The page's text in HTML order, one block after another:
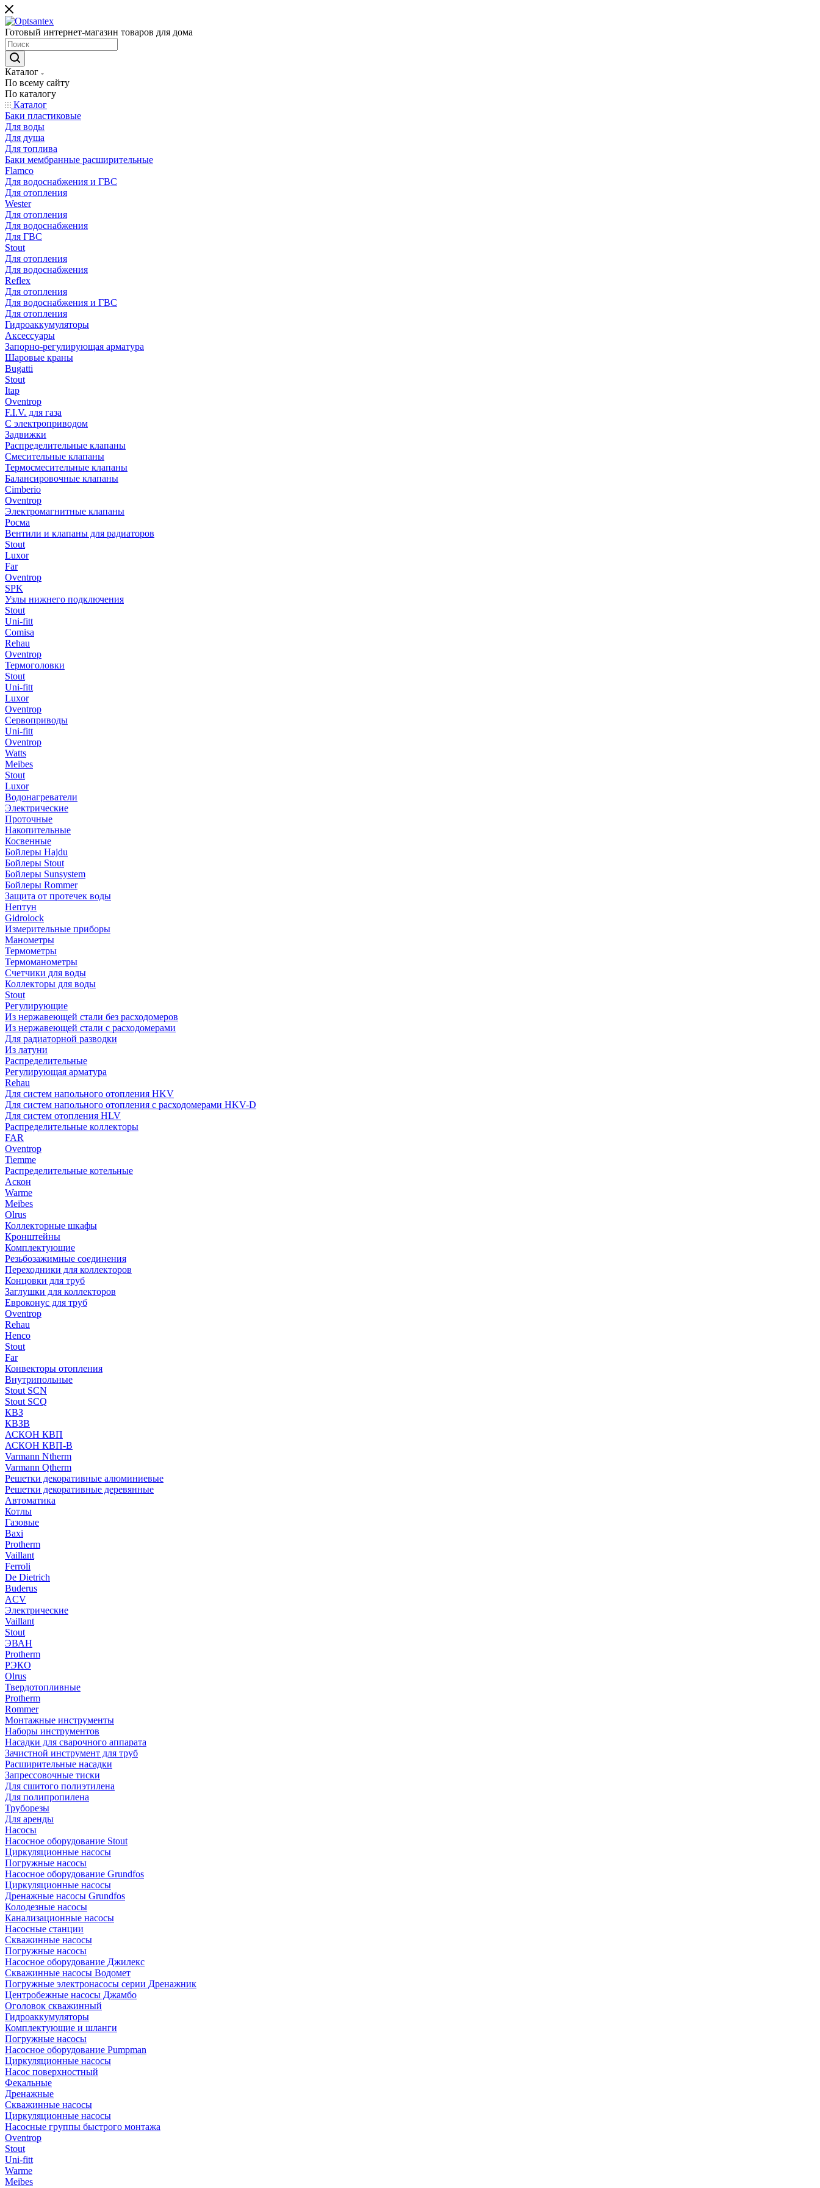
Готовый интернет-магазин товаров для дома
Каталог
По всему сайту
По каталогу
Каталог
Баки пластиковые
Для воды
Для душа
Для топлива
Баки мембранные расширительные
Flamco
Для водоснабжения и ГВС
Для отопления
Wester
Для отопления
Для водоснабжения
Для ГВС
Stout
Для отопления
Для водоснабжения
Reflex
Для отопления
Для водоснабжения и ГВС
Для отопления
Гидроаккумуляторы
Аксессуары
Запорно-регулирующая арматура
Шаровые краны
Bugatti
Stout
Itap
Oventrop
F.I.V. для газа
С электроприводом
Задвижки
Распределительные клапаны
Cмесительные клапаны
Термосмесительные клапаны
Балансировочные клапаны
Cimberio
Oventrop
Электромагнитные клапаны
Росма
Вентили и клапаны для радиаторов
Stout
Luxor
Far
Oventrop
SPK
Узлы нижнего подключения
Stout
Uni-fitt
Comisa
Rehau
Oventrop
Термоголовки
Stout
Uni-fitt
Luxor
Oventrop
Сервоприводы
Uni-fitt
Oventrop
Watts
Meibes
Stout
Luxor
Водонагреватели
Электрические
Проточные
Накопительные
Косвенные
Бойлеры Hajdu
Бойлеры Stout
Бойлеры Sunsystem
Бойлеры Rommer
Защита от протечек воды
Нептун
Gidrolock
Измерительные приборы
Манометры
Термометры
Термоманометры
Счетчики для воды
Коллекторы для воды
Stout
Регулирующие
Из нержавеющей стали без расходомеров
Из нержавеющей стали с расходомерами
Для радиаторной разводки
Из латуни
Распределительные
Регулирующая арматура
Rehau
Для систем напольного отопления HKV
Для систем напольного отопления с расходомерами HKV-D
Для систем отопления HLV
Распределительные коллекторы
FAR
Oventrop
Tiemme
Распределительные котельные
Аскон
Warme
Meibes
Olrus
Коллекторные шкафы
Кронштейны
Комплектующие
Резьбозажимные соединения
Переходники для коллекторов
Концовки для труб
Заглушки для коллекторов
Евроконус для труб
Oventrop
Rehau
Henco
Stout
Far
Конвекторы отопления
Внутрипольные
Stout SCN
Stout SCQ
КВЗ
КВЗВ
АСКОН КВП
АСКОН КВП-В
Varmann Ntherm
Varmann Qtherm
Решетки декоративные алюминиевые
Решетки декоративные деревянные
Автоматика
Котлы
Газовые
Baxi
Protherm
Vaillant
Ferroli
De Dietrich
Buderus
ACV
Электрические
Vaillant
Stout
ЭВАН
Protherm
РЭКО
Olrus
Твердотопливные
Protherm
Rommer
Монтажные инструменты
Наборы инструментов
Насадки для сварочного аппарата
Зачистной инструмент для труб
Расширительные насадки
Запрессовочные тиски
Для сшитого полиэтилена
Для полипропилена
Труборезы
Для аренды
Насосы
Насосное оборудование Stout
Циркуляционные насосы
Погружные насосы
Насосное оборудование Grundfos
Циркуляционные насосы
Дренажные насосы Grundfos
Колодезные насосы
Канализационные насосы
Насосные станции
Скважинные насосы
Погружные насосы
Насосное оборудование Джилекс
Скважинные насосы Водомет
Погружные электронасосы серии Дренажник
Центробежные насосы Джамбо
Оголовок скважинный
Гидроаккумуляторы
Комплектующие и шланги
Погружные насосы
Насосное оборудование Pumpman
Циркуляционные насосы
Насос поверхностный
Фекальные
Дренажные
Скважинные насосы
Циркуляционные насосы
Насосные группы быстрого монтажа
Oventrop
Stout
Uni-fitt
Warme
Meibes